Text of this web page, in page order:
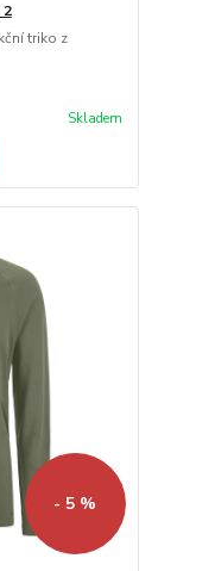
triko z
Skladem
- 5 %